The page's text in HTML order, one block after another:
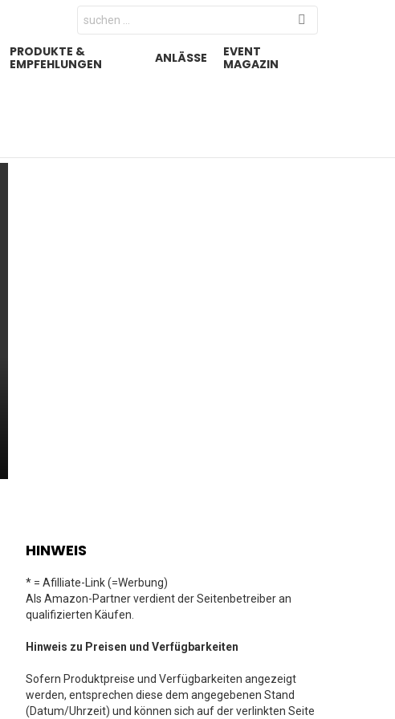
Search
for:
PRODUKTE &
EMPFEHLUNGEN
ANLÄSSE
EVENT
MAGAZIN
HINWEIS
* = Afilliate-Link (=Werbung)
Als Amazon-Partner verdient der Seitenbetreiber an
qualifizierten Käufen.
Hinweis zu Preisen und Verfügbarkeiten
Sofern Produktpreise und Verfügbarkeiten angezeigt
werden, entsprechen diese dem angegebenen Stand
(Datum/Uhrzeit) und können sich auf der verlinkten Seite